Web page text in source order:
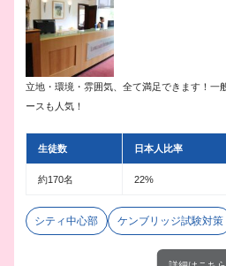
立地・環境・雰囲気、全て満足できます！一
ースも人気！
生徒数 日本人比率
約170名 22%
シティ中心部 ケンブリッジ試験対策